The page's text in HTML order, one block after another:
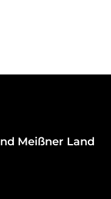
Meißner Land